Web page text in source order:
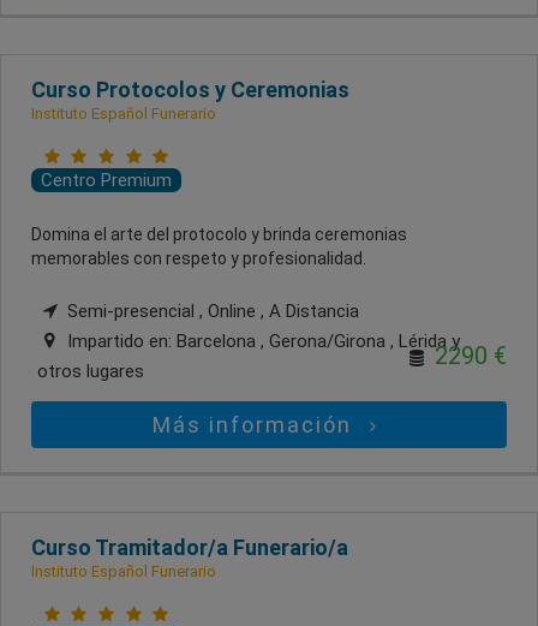
Curso Protocolos y Ceremonias
Instituto Español Funerario
Centro Premium
Domina el arte del protocolo y brinda ceremonias
memorables con respeto y profesionalidad.
Semi-presencial , Online , A Distancia
Impartido en: Barcelona , Gerona/Girona , Lérida y
otros lugares
2290 €
Más información
Curso Tramitador/a Funerario/a
Instituto Español Funerario